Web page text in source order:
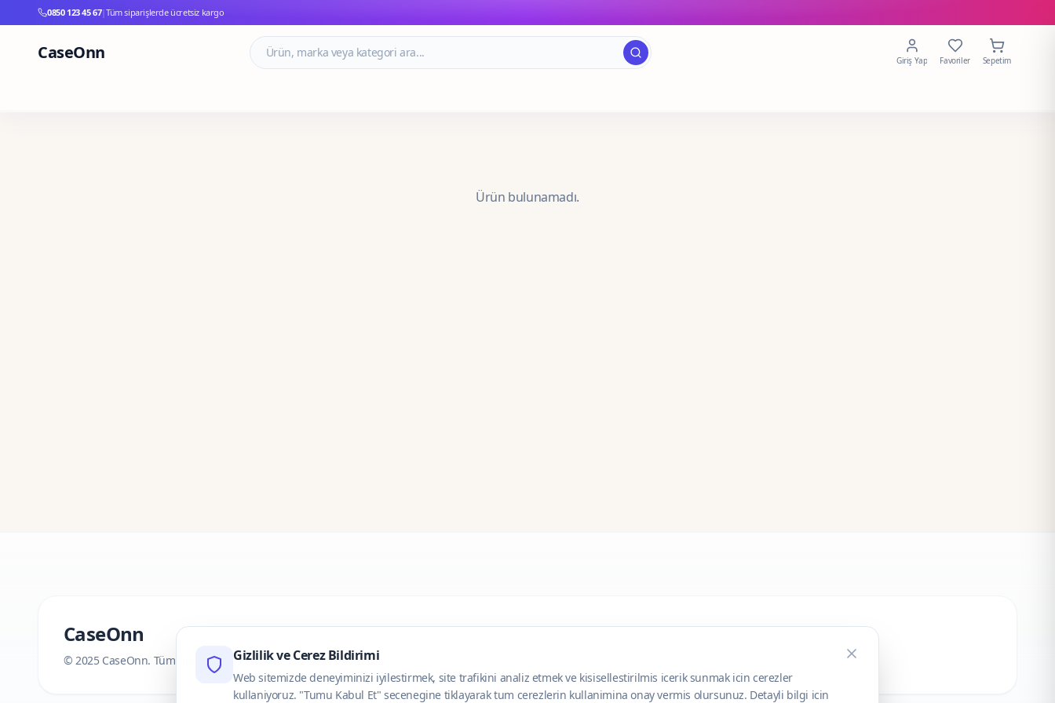
0850 123 45 67|Tüm siparişlerde ücretsiz kargo
CaseOnn Giriş Yap Favoriler Sepetim
Ürün bulunamadı.
CaseOnn
© 2025 CaseOnn. Tüm hakları saklıdır.Gizlilik ve Cerez Bildirimi
Web sitemizde deneyiminizi iyilestirmek, site trafikini analiz etmek ve kisisellestirilmis icerik sunmak icin cerezler
kullaniyoruz. "Tumu Kabul Et" secenegine tiklayarak tum cerezlerin kullanimina onay vermis olursunuz. Detayli bilgi icin